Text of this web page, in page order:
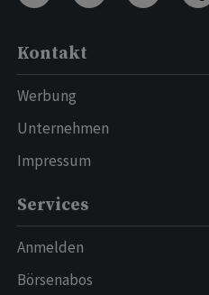
Kontakt
Werbung
Unternehmen
Impressum
Services
Anmelden
Börsenabos